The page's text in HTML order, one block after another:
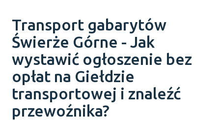
Transport gabarytów
Świerże Górne - Jak
wystawić ogłoszenie bez
opłat na Giełdzie
transportowej i znaleźć
przewoźnika?